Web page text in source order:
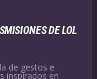
DE LOL
de gestos e
inspirados en